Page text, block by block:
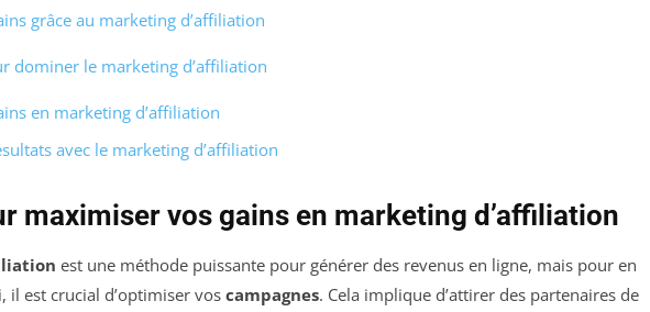
grâce au marketing d’affiliation
dominer le marketing d’affiliation
en marketing d’affiliation
avec le marketing d’affiliation
maximiser vos gains en marketing d’affiliation
est une méthode puissante pour générer des revenus en ligne, mais pour en
est crucial d’optimiser vos campagnes. Cela implique d’attirer des partenaires de